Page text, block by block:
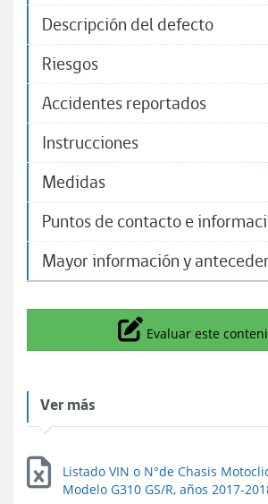
Descripción del defecto
Riesgos
Accidentes reportados
Instrucciones
Medidas
Puntos de contacto e
Mayor información y
Icono
Evaluar este
Ver más
Listado VIN o N°de Chasis
Modelo G310 GS/R, años 2017-